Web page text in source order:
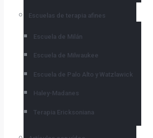
Escuelas de terapia afines
Escuela de Milán
Escuela de Milwaukee
Escuela de Palo Alto y Watzlawick
Haley-Madanes
Terapia Ericksoniana